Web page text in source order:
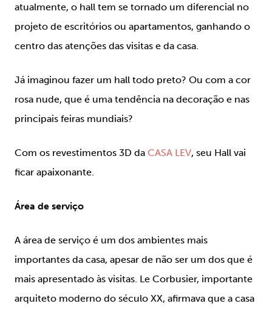
atualmente, o hall tem se tornado um diferencial no
projeto de escritórios ou apartamentos, ganhando o
centro das atenções das visitas e da casa.
Já imaginou fazer um hall todo preto? Ou com a cor
rosa nude, que é uma tendência na decoração e nas
principais feiras mundiais?
Com os revestimentos 3D da CASA LEV, seu Hall vai
ficar apaixonante.
Área de serviço
A área de serviço é um dos ambientes mais
importantes da casa, apesar de não ser um dos que é
mais apresentado às visitas. Le Corbusier, importante
arquiteto moderno do século XX, afirmava que a casa